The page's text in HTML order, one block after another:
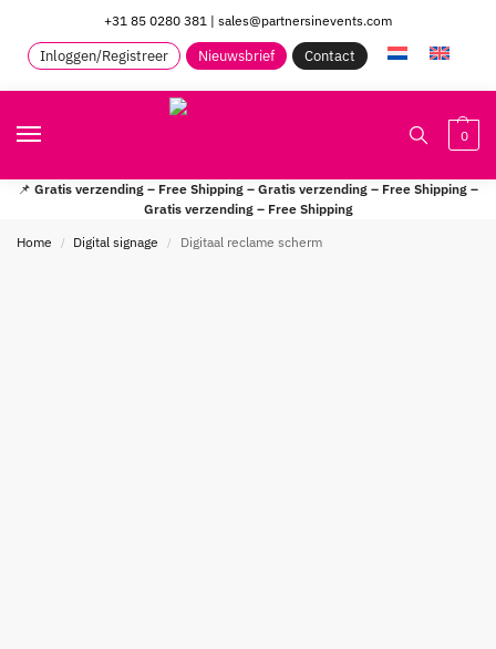
+31 85 0280 381 | sales@partnersinevents.com
Inloggen/Registreer Nieuwsbrief Contact
0
📌 Gratis verzending – Free Shipping – Gratis verzending – Free Shipping –
Gratis verzending – Free Shipping
Home
/ Digital signage / Digitaal reclame scherm